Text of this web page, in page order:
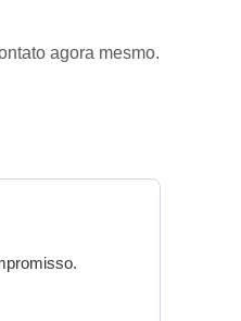
agora mesmo.